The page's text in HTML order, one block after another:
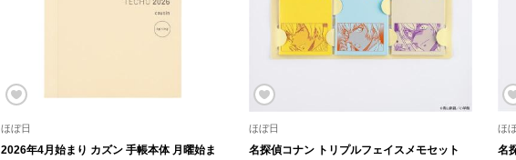
ほぼ日
2026年4月始まり カズン 手帳本体 月曜始ま
ほぼ日
名探偵コナン トリプルフェイスメモセット
ほ
名